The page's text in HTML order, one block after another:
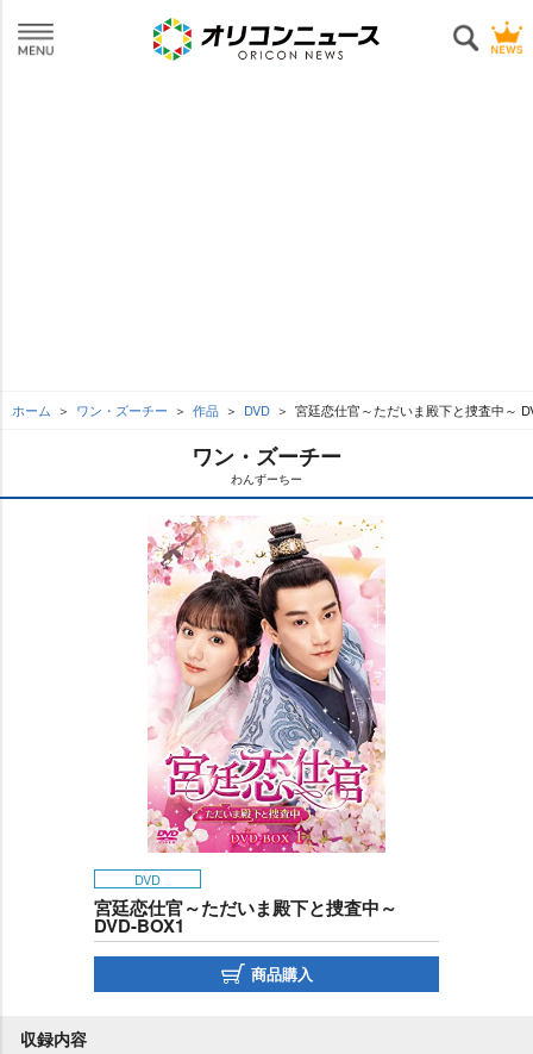
ホーム ワン・ズーチー 作品 DVD 宮廷恋仕官～ただいま殿下と捜査中～
ワン・ズーチー
わんずーちー
DVD
宮廷恋仕官～ただいま殿下と捜査中～
DVD-BOX1
商品購入
収録内容